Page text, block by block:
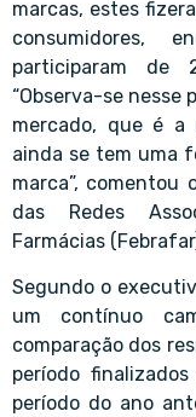
marcas, estes
consumidores,
participaram de
“Observa-se
mercado, que é a
ainda se tem uma
marca”, comentou
das Redes
Farmácias
Segundo o
um contínuo
comparação dos
período
período do ano